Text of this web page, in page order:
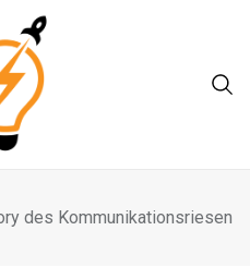
des Kommunikationsriesen